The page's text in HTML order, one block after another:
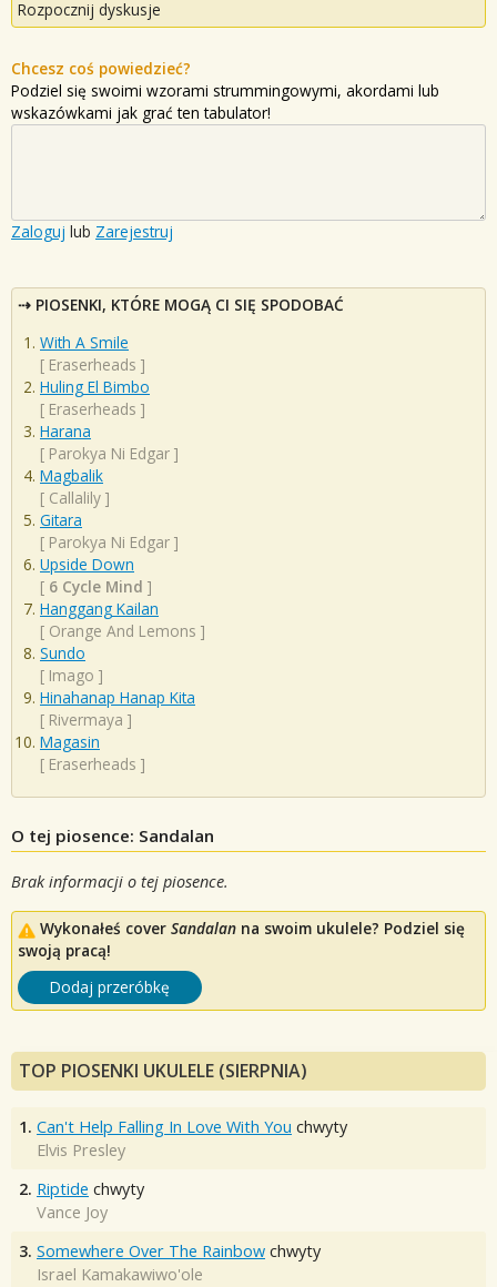
Rozpocznij dyskusje
Chcesz coś powiedzieć?
Podziel się swoimi wzorami strummingowymi, akordami lub
wskazówkami jak grać ten tabulator!
Zaloguj lub Zarejestruj
PIOSENKI, KTÓRE MOGĄ CI SIĘ SPODOBAĆ
With A Smile
[ Eraserheads ]
Huling El Bimbo
[ Eraserheads ]
Harana
[ Parokya Ni Edgar ]
Magbalik
[ Callalily ]
Gitara
[ Parokya Ni Edgar ]
Upside Down
[ 6 Cycle Mind ]
Hanggang Kailan
[ Orange And Lemons ]
Sundo
[ Imago ]
Hinahanap Hanap Kita
[ Rivermaya ]
Magasin
[ Eraserheads ]
O tej piosence: Sandalan
Brak informacji o tej piosence.
Wykonałeś cover Sandalan na swoim ukulele? Podziel się
swoją pracą!
Dodaj przeróbkę
TOP PIOSENKI UKULELE (SIERPNIA)
1. Can't Help Falling In Love With You chwyty
Elvis Presley
2. Riptide chwyty
Vance Joy
3. Somewhere Over The Rainbow chwyty
Israel Kamakawiwo'ole